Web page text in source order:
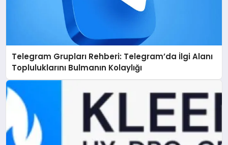
Telegram Grupları Rehberi: Telegram’da İlgi Alanı
Topluluklarını Bulmanın Kolaylığı